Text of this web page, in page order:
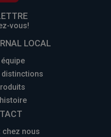
vous!
LOCAL
distinctions
chez nous